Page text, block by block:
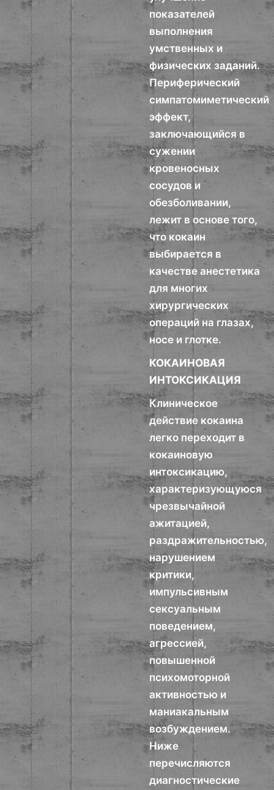
показателей
выполнения
умственных и
физических заданий.
Периферический
симпатомиметический
эффект,
заключающийся в
сужении
кровеносных
сосудов и
обезболивании,
лежит в основе того,
что кокаин
выбирается в
качестве анестетика
для многих
хирургических
операций на глазах,
носе и глотке.
КОКАИНОВАЯ
ИНТОКСИКАЦИЯ
Клиническое
действие кокаина
легко переходит в
кокаиновую
интоксикацию,
характеризующуюся
чрезвычайной
ажитацией,
раздражительностью,
нарушением
критики,
импульсивным
сексуальным
поведением,
агрессией,
повышенной
психомоторной
активностью и
маниакальным
возбуждением.
Ниже
перечисляются
диагностические